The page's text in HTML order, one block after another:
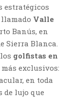
estratégicos
Valle
Banús, en
Sierra Blanca.
golfistas en
exclusivos:
en toda
de lujo que